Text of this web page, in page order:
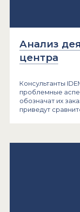
Анализ
центра
Консультанты
проблемные
обозначат их
приведут